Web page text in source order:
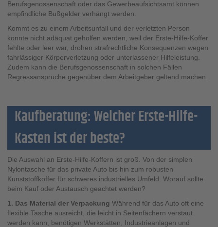
Berufsgenossenschaft oder das Gewerbeaufsichtsamt können
empfindliche Bußgelder verhängt werden.
Kommt es zu einem Arbeitsunfall und der verletzten Person
konnte nicht adäquat geholfen werden, weil der Erste-Hilfe-Koffer
fehlte oder leer war, drohen strafrechtliche Konsequenzen wegen
fahrlässiger Körperverletzung oder unterlassener Hilfeleistung.
Zudem kann die Berufsgenossenschaft in solchen Fällen
Regressansprüche gegenüber dem Arbeitgeber geltend machen.
Kaufberatung: Welcher Erste-Hilfe-
Kasten ist der beste?
Die Auswahl an Erste-Hilfe-Koffern ist groß. Von der simplen
Nylontasche für das private Auto bis hin zum robusten
Kunststoffkoffer für schweres industrielles Umfeld. Worauf sollte
beim Kauf oder Austausch geachtet werden?
1. Das Material der Verpackung Während für das Auto oft eine
flexible Tasche ausreicht, die leicht in Seitenfächern verstaut
werden kann, benötigen Werkstätten, Industrieanlagen und